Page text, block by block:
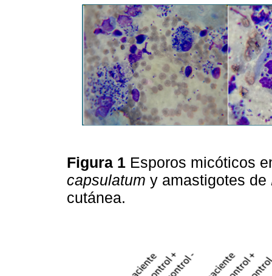
Figura 1 Esporos micóticos
capsulatum y amastigotes de
cutánea.